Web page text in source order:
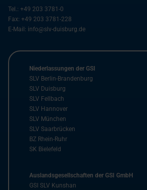
Tel.: +49 203 3781-0
Fax: +49 203 3781-228
E-Mail: info@slv-duisburg.de
Niederlassungen der GSI
SLV Berlin-Brandenburg
SLV Duisburg
SLV Fellbach
SLV Hannover
SLV München
SLV Saarbrücken
BZ Rhein-Ruhr
SK Bielefeld
Auslandsgesellschaften der GSI GmbH
GSI SLV Kunshan